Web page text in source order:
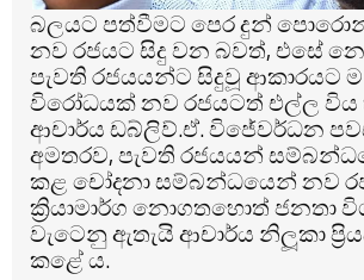
බලයට පත්වීමට පෙර දුන්
නව රජයට සිදු වන බවත්, එසේ
පැවති රජයයන්ට සිදුවූ ආකාරයට
විරෝධයක් නව රජයටත් එල්ල විය
ආචාර්ය ඩබ්ලිව්.ඒ. විජේවර්ධන
අමතරව, පැවති රජයයන්
කළ චෝදනා සම්බන්ධයෙන් නව
ක්‍රියාමාර්ග නොගතහොත් ජනතා
වැටෙනු ඇතැයි ආචාර්ය නිලූකා
කළේ ය.